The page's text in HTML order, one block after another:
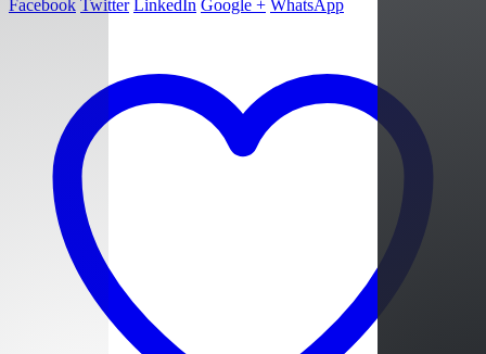
Facebook Twitter LinkedIn Google + WhatsApp